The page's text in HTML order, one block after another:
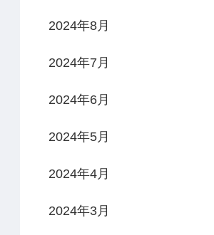
2024年8月
2024年7月
2024年6月
2024年5月
2024年4月
2024年3月